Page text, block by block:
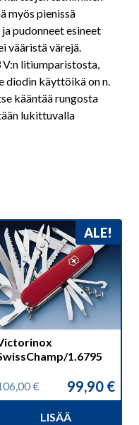
myös pienissä
pudonneet esineet
vääristä värejä.
V:n litiumparistosta,
diodin käyttöikä on n.
kääntää rungosta
lukittuvalla
ALE!
1.6795
€ 99,90 €
LISÄÄ